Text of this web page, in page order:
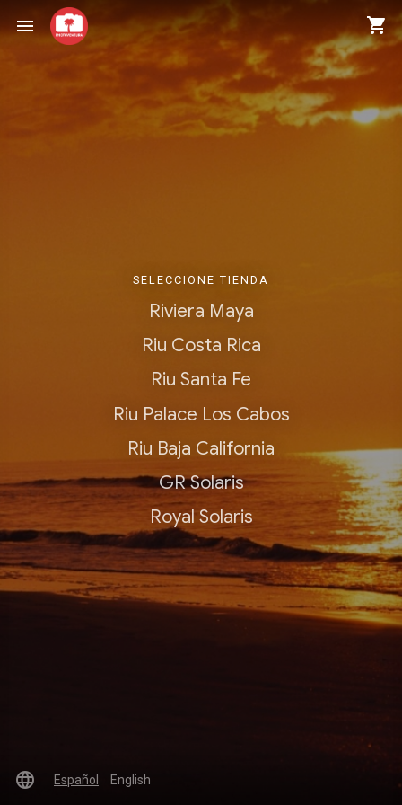
menu shopping_cart
SELECCIONE TIENDA
Riviera Maya
Riu Costa Rica
Riu Santa Fe
Riu Palace Los Cabos
Riu Baja California
GR Solaris
Royal Solaris
language Español English